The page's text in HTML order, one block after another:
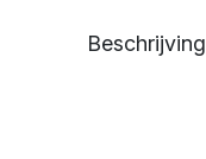
Beschrijving